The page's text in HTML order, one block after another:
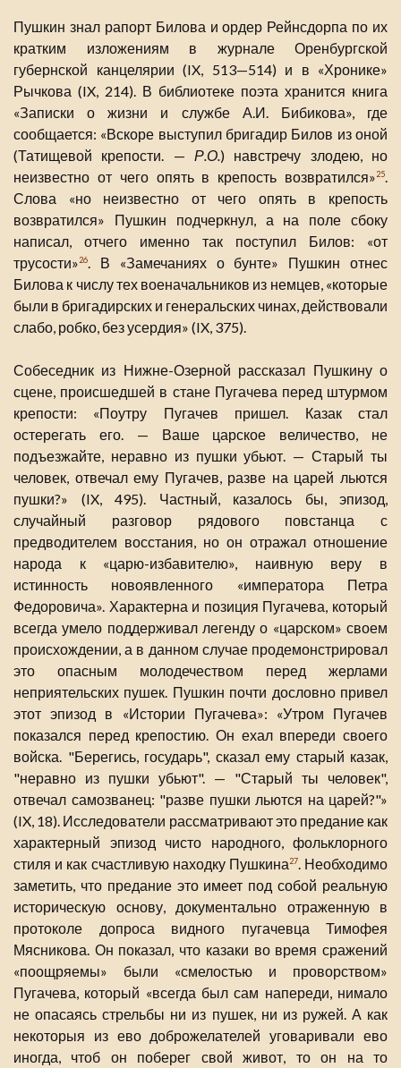
Пушкин знал рапорт Билова и ордер Рейнсдорпа по их
кратким изложениям в журнале Оренбургской
губернской канцелярии (IX, 513—514) и в «Хронике»
Рычкова (IX, 214). В библиотеке поэта хранится книга
«Записки о жизни и службе А.И. Бибикова», где
сообщается: «Вскоре выступил бригадир Билов из оной
(Татищевой крепости. — Р.О. ) навстречу злодею, но
неизвестно от чего опять в крепость возвратился»25
Слова «но неизвестно от чего опять в крепость
возвратился» Пушкин подчеркнул, а на поле сбоку
написал, отчего именно так поступил Билов: «от
трусости»26
. В «Замечаниях о бунте» Пушкин отнес
Билова к числу тех военачальников из немцев, «которые
были в бригадирских и генеральских чинах, действовали
слабо, робко, без усердия» (IX, 375).
Собеседник из Нижне-Озерной рассказал Пушкину о
сцене, происшедшей в стане Пугачева перед штурмом
крепости: «Поутру Пугачев пришел. Казак стал
остерегать его. — Ваше царское величество, не
подъезжайте, неравно из пушки убьют. — Старый ты
человек, отвечал ему Пугачев, разве на царей льются
пушки?» (IX, 495). Частный, казалось бы, эпизод,
случайный разговор рядового повстанца с
предводителем восстания, но он отражал отношение
народа к «царю-избавителю», наивную веру в
истинность новоявленного «императора Петра
Федоровича». Характерна и позиция Пугачева, который
всегда умело поддерживал легенду о «царском» своем
происхождении, а в данном случае продемонстрировал
это опасным молодечеством перед жерлами
неприятельских пушек. Пушкин почти дословно привел
этот эпизод в «Истории Пугачева»: «Утром Пугачев
показался перед крепостию. Он ехал впереди своего
войска. "Берегись, государь", сказал ему старый казак,
"неравно из пушки убьют". — "Старый ты человек",
отвечал самозванец: "разве пушки льются на царей?"»
(IX, 18). Исследователи рассматривают это предание как
характерный эпизод чисто народного, фольклорного
стиля и как счастливую находку Пушкина27. Необходимо
заметить, что предание это имеет под собой реальную
историческую основу, документально отраженную в
протоколе допроса видного пугачевца Тимофея
Мясникова. Он показал, что казаки во время сражений
«поощряемы» были «смелостью и проворством»
Пугачева, который «всегда был сам напереди, нимало
не опасаясь стрельбы ни из пушек, ни из ружей. А как
некоторыя из ево доброжелателей уговаривали ево
иногда, чтоб он поберег свой живот, то он на то